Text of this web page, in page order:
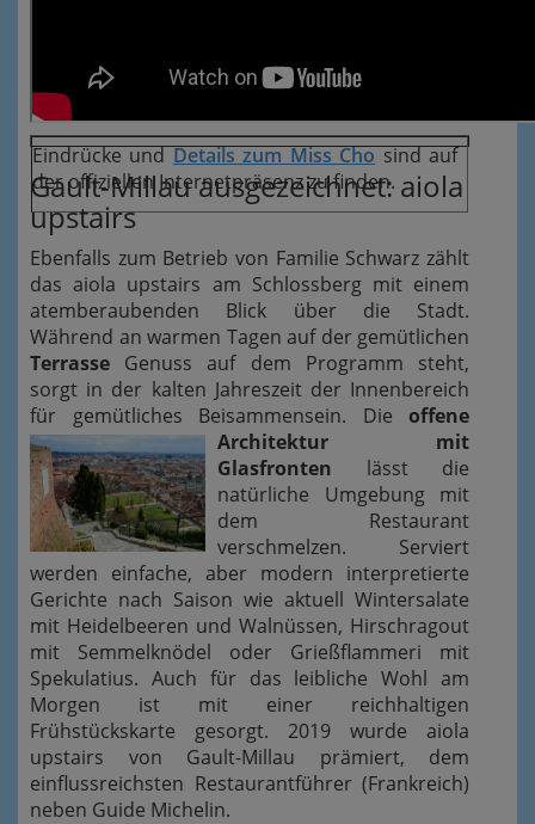
Eindrücke undDetails zum Miss Chosind auf
der offiziellen Internetpräsenz zu finden.
Gault-Millau ausgezeichnet: aiola
upstairs
Ebenfalls zum Betrieb von Familie Schwarz zählt
das aiola upstairs am Schlossberg mit einem
atemberaubenden Blick über die Stadt.
Während an warmen Tagen auf der gemütlichen
Terrasse Genuss auf dem Programm steht,
sorgt in der kalten Jahreszeit der Innenbereich
für gemütliches Beisammensein. Die offene
Architektur mit
Glasfronten lässt die
natürliche Umgebung mit
dem Restaurant
verschmelzen. Serviert
werden einfache, aber modern interpretierte
Gerichte nach Saison wie aktuell Wintersalate
mit Heidelbeeren und Walnüssen, Hirschragout
mit Semmelknödel oder Grießflammeri mit
Spekulatius. Auch für das leibliche Wohl am
Morgen ist mit einer reichhaltigen
Frühstückskarte gesorgt. 2019 wurde aiola
upstairs von Gault-Millau prämiert, dem
einflussreichsten Restaurantführer (Frankreich)
neben Guide Michelin.